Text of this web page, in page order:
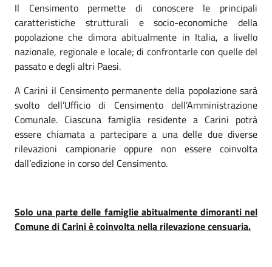
Il Censimento permette di conoscere le principali
caratteristiche strutturali e socio-economiche della
popolazione che dimora abitualmente in Italia, a livello
nazionale, regionale e locale; di confrontarle con quelle del
passato e degli altri Paesi.
A Carini il Censimento permanente della popolazione sarà
svolto dell’Ufficio di Censimento dell’Amministrazione
Comunale. Ciascuna famiglia residente a Carini potrà
essere chiamata a partecipare a una delle due diverse
rilevazioni campionarie oppure non essere coinvolta
dall’edizione in corso del Censimento.
Solo una parte delle famiglie abitualmente dimoranti nel
Comune di Carini è coinvolta nella rilevazione censuaria.